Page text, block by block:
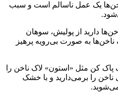
یک عمل ناسالم است و سبب
دارید از پولیش، سوهان
به صورت بی‌رویه پرهیز
پاک کن مثل «استون» لاک ناخن را
ناخن را برمی‌دارید و با خشک